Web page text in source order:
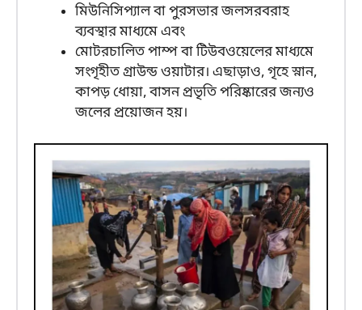
মিউনিসিপ্যাল বা পুরসভার জলসরবরাহ
ব্যবস্থার মাধ্যমে এবং
মোটরচালিত পাম্প বা টিউবওয়েলের মাধ্যমে
সংগৃহীত গ্রাউন্ড ওয়াটার। এছাড়াও, গৃহে স্নান,
কাপড় ধোয়া, বাসন প্রভৃতি পরিষ্কারের জন্যও
জলের প্রয়োজন হয়।